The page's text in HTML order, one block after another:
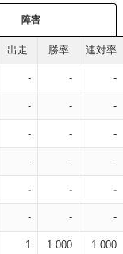
障害
出走 勝率 連対率
- - -
- - -
- - -
- - -
- - -
- - -
1 1.000 1.000